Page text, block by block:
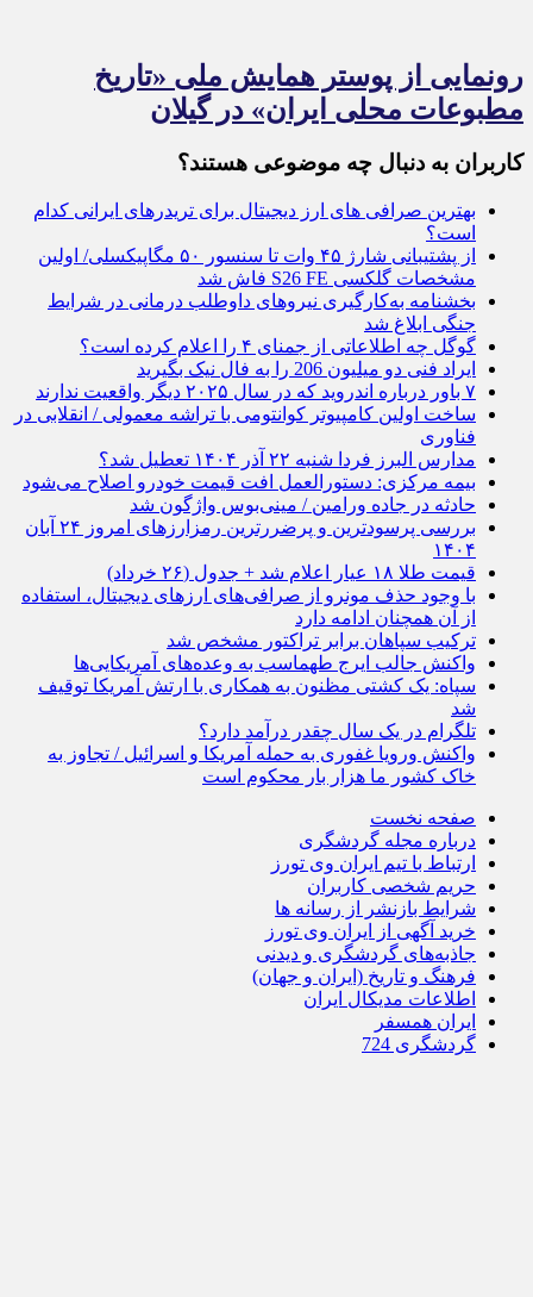
رونمایی از پوستر همایش ملی «تاریخ
مطبوعات محلی ایران» در گیلان
کاربران به دنبال چه موضوعی هستند؟
بهترین صرافی های ارز دیجیتال برای تریدرهای ایرانی کدام
است؟
از پشتیبانی شارژ ۴۵ وات تا سنسور ۵۰ مگاپیکسلی/ اولین
مشخصات گلکسی S26 FE فاش شد
بخشنامه به‌کارگیری نیروهای داوطلب درمانی در شرایط
جنگی ابلاغ شد
گوگل چه اطلاعاتی از جمنای ۴ را اعلام کرده است؟
ایراد فنی دو میلیون 206 را به فال نیک بگیرید
۷ باور درباره اندروید که در سال ۲۰۲۵ دیگر واقعیت ندارند
ساخت اولین کامپیوتر کوانتومی با تراشه‌ معمولی / انقلابی در
فناوری
مدارس البرز فردا شنبه ۲۲ آذر ۱۴۰۴ تعطیل شد؟
بیمه مرکزی: دستورالعمل افت قیمت خودرو اصلاح می‌شود
حادثه در جاده ورامین / مینی‌بوس واژگون شد
بررسی پرسودترین و پرضررترین رمزارزهای امروز ۲۴ آبان
۱۴۰۴
قیمت طلا ۱۸ عیار اعلام شد + جدول (۲۶ خرداد)
با وجود حذف مونرو از صرافی‌های ارزهای دیجیتال، استفاده
از آن همچنان ادامه دارد
ترکیب سپاهان برابر تراکتور مشخص شد
واکنش جالب ایرج طهماسب به وعده‌های آمریکایی‌ها
سپاه: یک کشتی مظنون به همکاری با ارتش آمریکا توقیف
شد
تلگرام در یک سال چقدر درآمد دارد؟
واکنش ورویا غفوری به حمله آمریکا و اسرائیل / تجاوز به
خاک کشور ما هزار بار محکوم است
صفحه نخست
درباره مجله گردشگری
ارتباط با تیم ایران وی تورز
حریم شخصی کاربران
شرایط بازنشر از رسانه ها
خرید آگهی از ایران وی تورز
جاذبه‌های گردشگری و دیدنی
فرهنگ و تاریخ (ایران و جهان)
اطلاعات مدیکال ایران
ایران همسفر
گردشگری 724